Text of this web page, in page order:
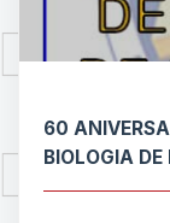
60
BIOLOGIA